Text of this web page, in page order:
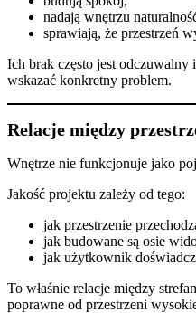
nadają wnętrzu
sprawiają, że przestrzeń
Ich brak często jest
wskazać konkretny problem.
Relacje między
Wnętrze nie funkcjonuje jako
Jakość projektu zależy od tego:
jak przestrzenie
jak budowane są osie
jak użytkownik
To właśnie relacje między
poprawne od przestrzeni